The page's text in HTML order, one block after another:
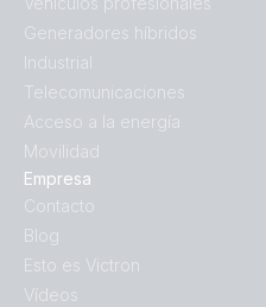
Generadores híbridos
Industrial
Telecomunicaciones
Acceso a la energía
Movilidad
Empresa
Contacto
Blog
Esto es Victron
Vídeos